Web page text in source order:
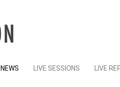
Skip
NEWS LIVE SESSIONS LIVE